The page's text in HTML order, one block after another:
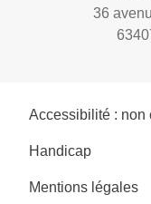
36
Accessibilité : non
Handicap
Mentions légales